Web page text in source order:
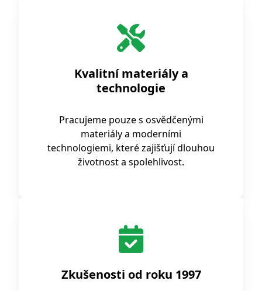
Kvalitní materiály a
technologie
Pracujeme pouze s osvědčenými
materiály a moderními
technologiemi, které zajišťují dlouhou
životnost a spolehlivost.
Zkušenosti od roku 1997